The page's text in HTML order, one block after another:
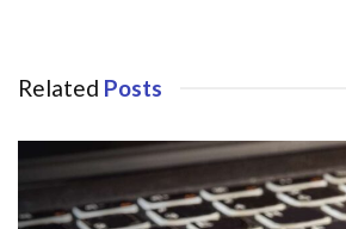
Related Posts